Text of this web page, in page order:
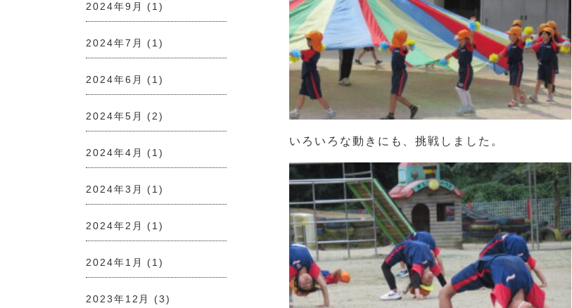
2024年9月 (1)
2024年7月 (1)
2024年6月 (1)
2024年5月 (2)
2024年4月 (1)
2024年3月 (1)
2024年2月 (1)
2024年1月 (1)
2023年12月 (3)
いろいろな動きにも、挑戦しました。